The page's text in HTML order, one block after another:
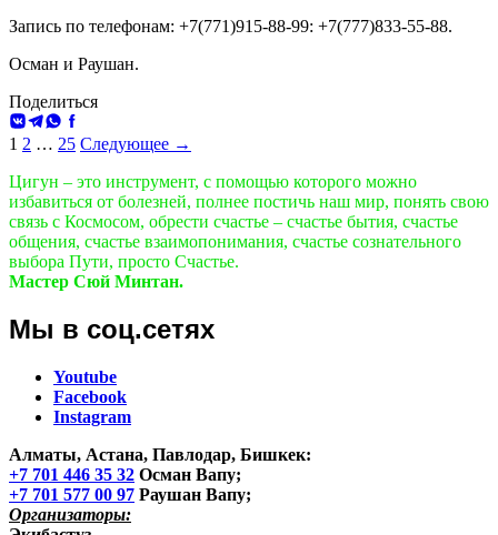
Запись по телефонам: +7(771)915-88-99: +7(777)833-55-88.
Осман и Раушан.
Поделиться
ВКонтакте
Telegram
WhatsApp
Facebook
Навигация
по
записям
1 2 … 25 Следующее →
Цигун – это инструмент, с помощью которого можно
избавиться от болезней, полнее постичь наш мир, понять свою
связь с Космосом, обрести счастье – счастье бытия, счастье
общения, счастье взаимопонимания, счастье сознательного
выбора Пути, просто Счастье.
Мастер Сюй Минтан.
Мы в соц.сетях
Youtube
Facebook
Instagram
Алматы, Астана, Павлодар, Бишкек:
+7 701 446 35 32 Осман Вапу;
+7 701 577 00 97 Раушан Вапу;
Организаторы: